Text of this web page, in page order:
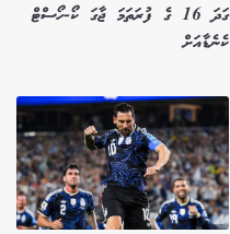
ގަދަ 16 ގެ ފުރަތަމަ ޖާގަ ކޯ-ހޯސްޓް
ކެނެޑާއަށް